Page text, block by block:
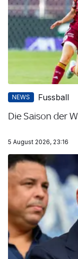
NEWS Fussball
Die Saison der
5 August 2026, 23:16